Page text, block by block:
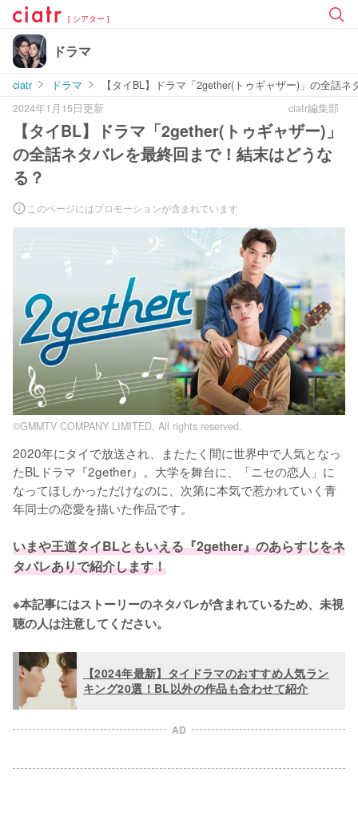
[ シアター ]
ドラマ
ciatr ドラマ
【タイBL】ドラマ「2gether(トゥギャザー)」の全話
2024年1月15日更新
ciatr編集部
【タイBL】ドラマ「2gether(トゥギャザー)」
の全話ネタバレを最終回まで！結末はどうな
る？
このページにはプロモーションが含まれています
©GMMTV COMPANY LIMITED, All rights reserved.
2020年にタイで放送され、またたく間に世界中で人気となっ
たBLドラマ『2gether』。大学を舞台に、「ニセの恋人」に
なってほしかっただけなのに、次第に本気で惹かれていく青
年同士の恋愛を描いた作品です。
いまや王道タイBLともいえる『2gether』のあらすじをネ
タバレありで紹介します！
※本記事にはストーリーのネタバレが含まれているため、未視
聴の人は注意してください。
【2024年最新】タイドラマのおすすめ人気ラン
キング20選！BL以外の作品も合わせて紹介
AD